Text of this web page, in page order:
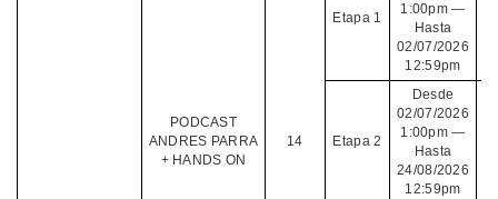
PODCAST
ANDRES PARRA
+ HANDS ON
14
Etapa 1
1:00pm —
Hasta
02/07/2026
12:59pm
Etapa 2
Desde
02/07/2026
1:00pm —
Hasta
24/08/2026
12:59pm